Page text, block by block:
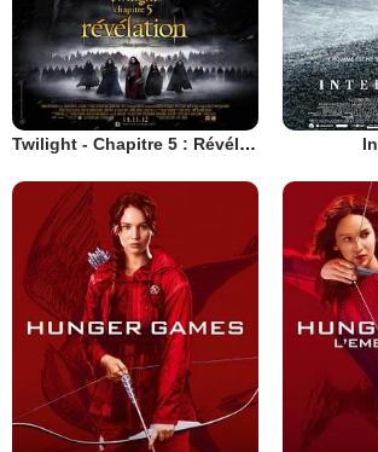
Twilight - Chapitre 5 : Révélation 2e partie